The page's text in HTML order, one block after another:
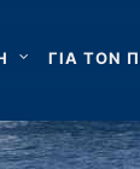
ΓΙΑ ΤΟΝ